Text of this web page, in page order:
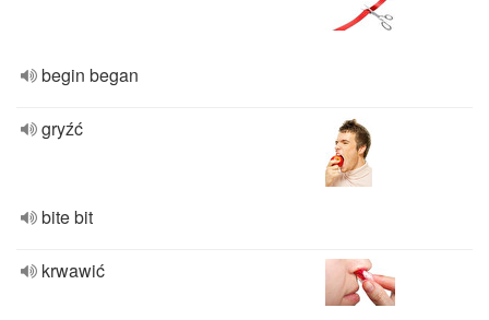
begin began
gryźć
bite bit
krwawić